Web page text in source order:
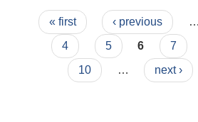
Pages
« first ‹ previous …
4
5 6 7
10
… next ›